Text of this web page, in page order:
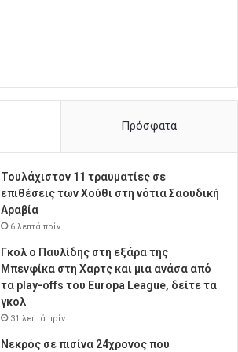
Πρόσφατα
Τουλάχιστον 11 τραυματίες σε
επιθέσεις των Χούθι στη νότια Σαουδική
Αραβία
6 λεπτά πρίν
Γκολ ο Παυλίδης στη εξάρα της
Μπενφίκα στη Χαρτς και μια ανάσα από
τα play-offs του Europa League, δείτε τα
γκολ
31 λεπτά πρίν
Νεκρός σε πισίνα 24χρονος που